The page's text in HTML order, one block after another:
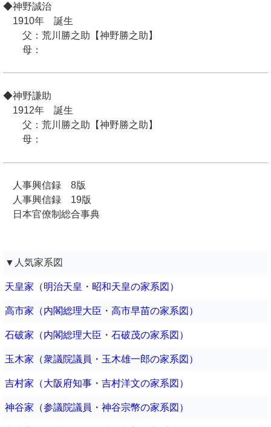
◆神野誠治
1910年 誕生
父：荒川勝之助【神野勝之助】
母：
◆神野謙助
1912年 誕生
父：荒川勝之助【神野勝之助】
母：
人事興信録 8版
人事興信録 19版
日本官僚制総合事典
▼人気家系図
天皇家（明治天皇・昭和天皇の家系図）
高市家（内閣総理大臣・高市早苗の家系図）
石破家（内閣総理大臣・石破茂の家系図）
玉木家（衆議院議員・玉木雄一郎の家系図）
吉村家（大阪府知事・吉村洋文の家系図）
神谷家（参議院議員・神谷宗幣の家系図）